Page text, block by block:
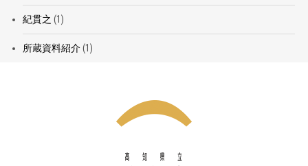
紀貫之 (1)
所蔵資料紹介(1)